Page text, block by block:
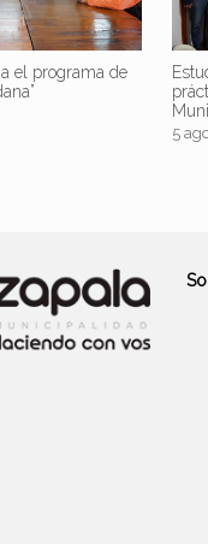
el programa de
5